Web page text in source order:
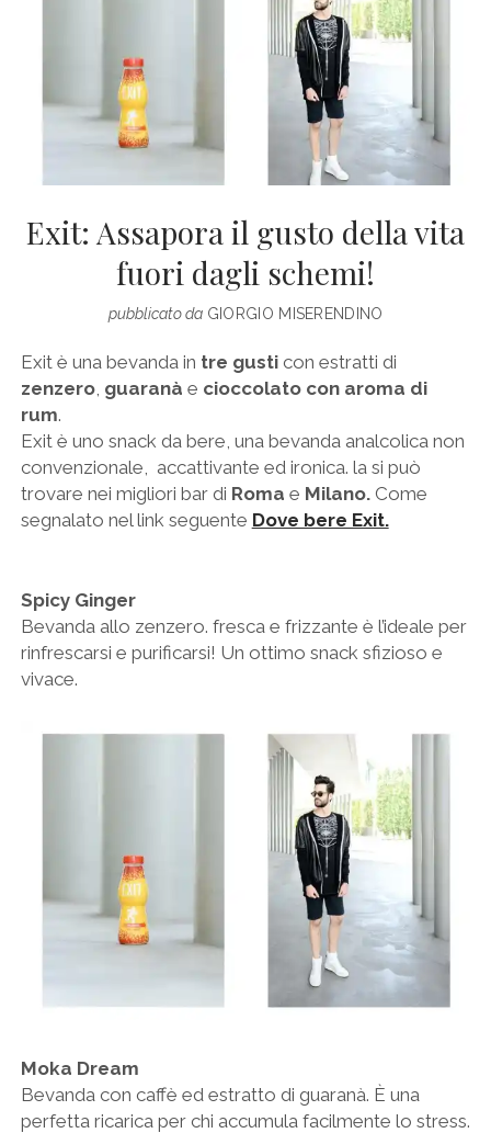
Exit: Assapora il gusto della vita
fuori dagli schemi!
pubblicato daGIORGIO MISERENDINO
Exit è una bevanda in tre gusticon estratti di
zenzero, guaranà e cioccolato con aroma di
rum.
Exit è uno snack da bere, una bevanda analcolica non
convenzionale, accattivante ed ironica. la si può
trovare nei migliori bar di Roma e Milano. Come
segnalato nel link seguente Dove bere Exit.
Spicy Ginger
Bevanda allo zenzero. fresca e frizzante è l’ideale per
rinfrescarsi e purificarsi! Un ottimo snack sfizioso e
vivace.
Moka Dream
Bevanda con caffè ed estratto di guaranà. È una
perfetta ricarica per chi accumula facilmente lo stress.